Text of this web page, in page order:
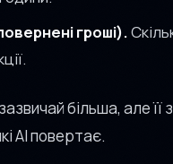
гроші).
більша, але
AI повертає.